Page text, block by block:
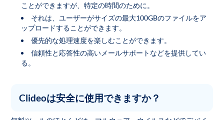
ことができますが、特定の時間のために。
それは、ユーザーがサイズの最大100GBのファイルをア
ップロードすることができます。
優先的な処理速度を楽しむことができます。
信頼性と応答性の高いメールサポートなどを提供してい
る。
Clideoは安全に使用できますか？